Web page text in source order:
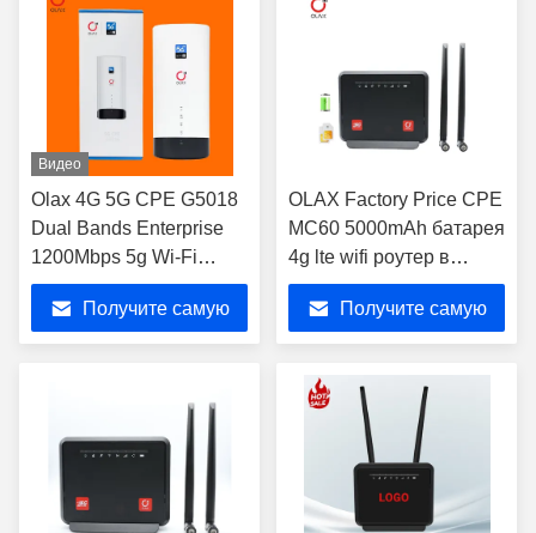
Видео
Olax 4G 5G CPE G5018
Dual Bands Enterprise
1200Mbps 5g Wi-Fi
роутер со слотом для
SIM-картыПолучите самую
OLAX Factory Price CPE
MC60 5000mAh батарея
4g lte wifi роутер в
помещении CPE роутер
модем 4g wifi со слотом
для сим-карты
Получите самую